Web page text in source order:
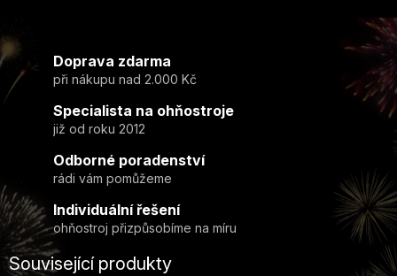
Doprava zdarma
při nákupu nad 2.000 Kč
Specialista na ohňostroje
již od roku 2012
Odborné poradenství
rádi vám pomůžeme
Individuální řešení
ohňostroj přizpůsobíme na míru
Související produkty